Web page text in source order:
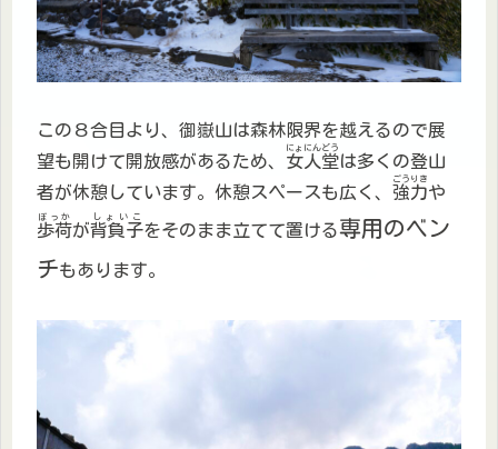
この８合目より、御嶽山は森林限界を越えるので展
望も開けて開放感があるため、 女人堂
にょにんどう
は多くの登山
者が休憩しています。休憩スペースも広く、 強力
ごうりき
や
歩荷
ぼっか
が背負子
しょいこ
をそのまま立てて置ける専用のベン
チもあります。